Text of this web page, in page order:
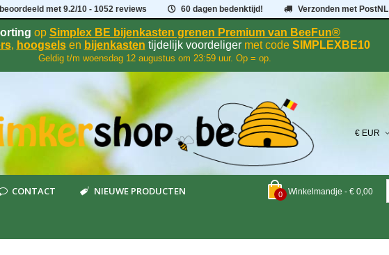
met 9.2/10 - 1052 reviews 60 dagen bedenktijd! Verzonden met PostNL
op Simplex BE bijenkasten grenen Premium van BeeFun®
, hoogselsen bijenkasten tijdelijk voordeligermet codeSIMPLEXBE10
Geldig t/m woensdag 12 augustus om 23:59 uur. Op = op.
€ EUR
0 Winkelmandje - € 0,00
CONTACT NIEUWE PRODUCTEN